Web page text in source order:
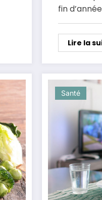
fin
Lire la
Santé